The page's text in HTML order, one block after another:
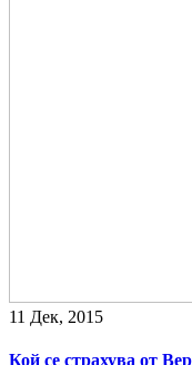
11 Дек, 2015
Кой се страхува от